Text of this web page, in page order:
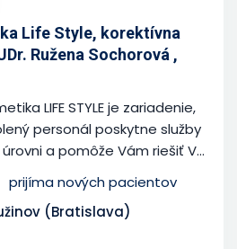
Life Style, korektívna
Ružena Sochorová ,
LIFE STYLE je zariadenie,
personál poskytne služby
a pomôže Vám riešiť V...
prijíma nových pacientov
(Bratislava)